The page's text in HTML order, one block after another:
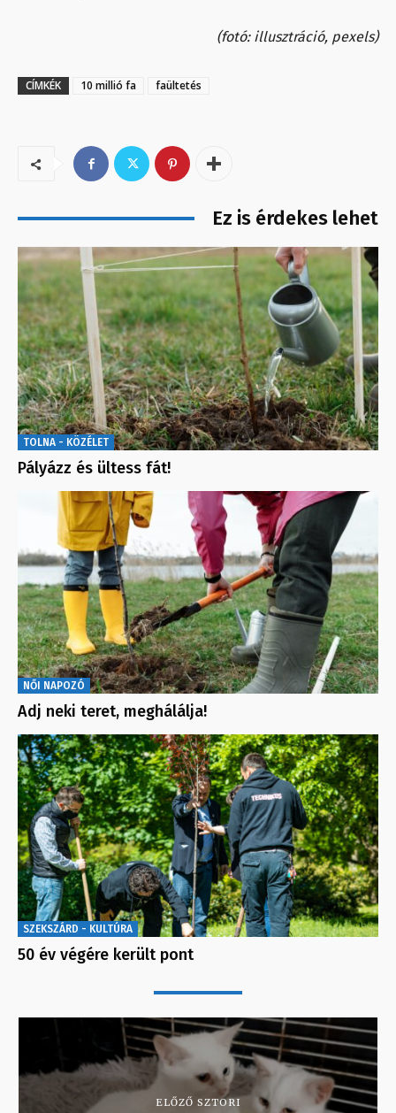
(fotó: illusztráció, pexels)
CÍMKÉK 10 millió fa faültetés
Ez is érdekes lehet
TOLNA - KÖZÉLET
Pályázz és ültess fát!
NŐI NAPOZÓ
Adj neki teret, meghálálja!
SZEKSZÁRD - KULTÚRA
50 év végére került pont
ELŐZŐ SZTORI